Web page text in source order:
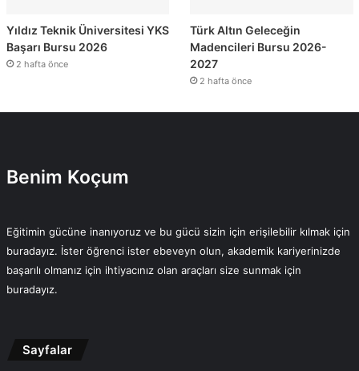
Yıldız Teknik Üniversitesi YKS
Başarı Bursu 2026
2 hafta önce
Türk Altın Geleceğin
Madencileri Bursu 2026-
2027
2 hafta önce
Benim Koçum
Eğitimin gücüne inanıyoruz ve bu gücü sizin için erişilebilir kılmak için
buradayız. İster öğrenci ister ebeveyn olun, akademik kariyerinizde
başarılı olmanız için ihtiyacınız olan araçları size sunmak için
buradayız.
Sayfalar